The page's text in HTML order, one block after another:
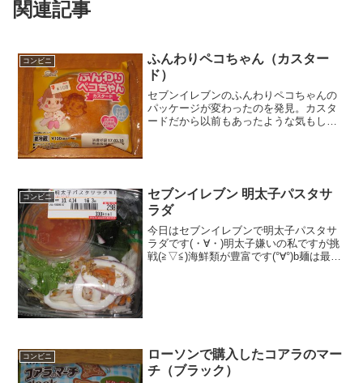
関連記事
コンビニ
ふんわりペコちゃん（カスター
ド）
セブンイレブンのふんわりペコちゃんの
パッケージが変わったのを発見。カスタ
ードだから以前もあったような気もしま
コンビニ
セブンイレブン 明太子パスタサ
ラダ
今日はセブンイレブンで明太子パスタサ
ラダです(・∀・)明太子嫌いの私ですが挑
戦(≧▽≦)海鮮類が豊富です(°∀°)b麺は最初
コンビニ
ローソンで購入したコアラのマー
チ（ブラック）